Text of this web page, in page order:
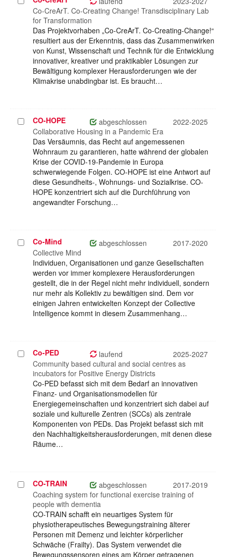
auswählen
Co-CreArT. Co-Creating Change! Transdisciplinary Lab
for Transformation
Das Projektvorhaben „Co-CreArT. Co-Creating-Change!“
resultiert aus der Erkenntnis, dass das Zusammenwirken
von Kunst, Wissenschaft und Technik für die Entwicklung
innovativer, kreativer und praktikabler Lösungen zur
Bewältigung komplexer Herausforderungen wie der
Klimakrise unabdingbar ist. Es braucht…
Projekt
auswählen
CO-HOPE abgeschlossen
2022-2025
Collaborative Housing in a Pandemic Era
Das Versäumnis, das Recht auf angemessenen
Wohnraum zu garantieren, hatte während der globalen
Krise der COVID-19-Pandemie in Europa
schwerwiegende Folgen. CO-HOPE ist eine Antwort auf
diese Gesundheits-, Wohnungs- und Sozialkrise. CO-
HOPE konzentriert sich auf die Durchführung von
angewandter Forschung…
Projekt
auswählen
Co-Mind abgeschlossen
2017-2020
Collective Mind
Individuen, Organisationen und ganze Gesellschaften
werden vor immer komplexere Herausforderungen
gestellt, die in der Regel nicht mehr individuell, sondern
nur mehr als Kollektiv zu bewältigen sind. Dem vor
einigen Jahren entwickelten Konzept der Collective
Intelligence kommt in diesem Zusammenhang…
Projekt
auswählen
Co-PED laufend
2025-2027
Community based cultural and social centres as
incubators for Positive Energy Districts
Co-PED befasst sich mit dem Bedarf an innovativen
Finanz- und Organisationsmodellen für
Energiegemeinschaften und konzentriert sich dabei auf
soziale und kulturelle Zentren (SCCs) als zentrale
Komponenten von PEDs. Das Projekt befasst sich mit
den Nachhaltigkeitsherausforderungen, mit denen diese
Räume…
Projekt
auswählen
CO-TRAIN abgeschlossen
2017-2019
Coaching system for functional exercise training of
people with dementia
CO-TRAIN schafft ein neuartiges System für
physiotherapeutisches Bewegungstraining älterer
Personen mit Demenz und leichter körperlicher
Schwäche (Frailty). Das System verwendet die
Bewegungssensoren eines am Körper getragenen